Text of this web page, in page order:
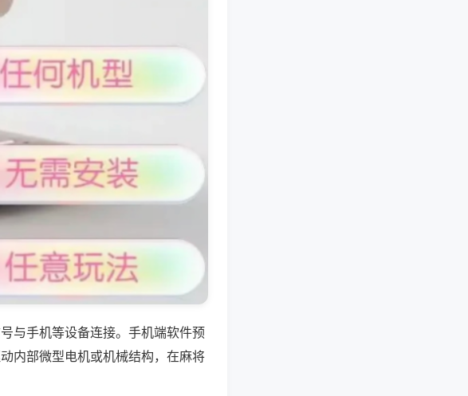
与手机等设备连接。手机端软件预
内部微型电机或机械结构，在麻将